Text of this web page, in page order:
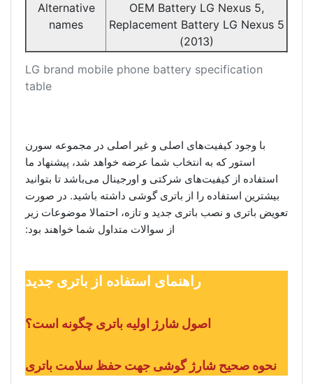
LG brand mobile phone battery specification
table
Alternative
names
OEM Battery LG Nexus 5,
Replacement Battery LG Nexus 5
(2013)
با وجود کیفیت‌های اصلی و غیر اصلی در مجموعه سورن
استور که به انتخاب شما عرضه خواهد شد، پیشنهاد ما
استفاده از کیفیت‌های شرکتی و اورجینال می‌باشد تا بتوانید
بیشترین استفاده را از باتری گوشی داشته باشید. در صورت
تعویض باتری و نصب باتری جدید و تازه، احتمالا موضوعات زیر
از سوالات متداول شما خواهند بود:
راهنمای استفاده از باتری جدید
اصول شارژ اولیه باتری چگونه است؟
نحوه صحیح شارژ گوشی جهت حفظ سلامت باتری